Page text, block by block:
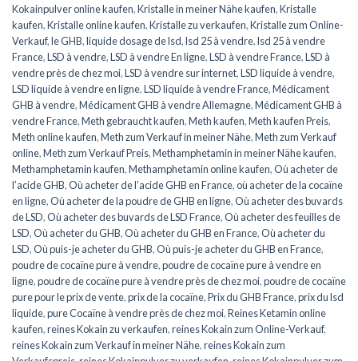
Kokainpulver online kaufen,Kristalle in meiner Nähe kaufen,Kristalle
kaufen,Kristalle online kaufen,Kristalle zu verkaufen,Kristalle zum Online-
Verkauf,le GHB,liquide dosage de lsd,lsd 25 à vendre,lsd 25 à vendre
France,LSD à vendre,LSD à vendre En ligne,LSD à vendre France,LSD à
vendre près de chez moi,LSD à vendre sur internet,LSD liquide à vendre,
LSD liquide à vendre en ligne,LSD liquide à vendre France,Médicament
GHB à vendre,Médicament GHB à vendre Allemagne,Médicament GHB à
vendre France,Meth gebraucht kaufen,Meth kaufen,Meth kaufen Preis,
Meth online kaufen,Meth zum Verkauf in meiner Nähe,Meth zum Verkauf
online,Meth zum Verkauf Preis,Methamphetamin in meiner Nähe kaufen,
Methamphetamin kaufen,Methamphetamin online kaufen,Où acheter de
l’acide GHB,Où acheter de l’acide GHB en France,où acheter de la cocaïne
en ligne,Où acheter de la poudre de GHB en ligne,Où acheter des buvards
de LSD,Où acheter des buvards de LSD France,Où acheter des feuilles de
LSD,Où acheter du GHB,Où acheter du GHB en France,Où acheter du
LSD,Où puis-je acheter du GHB,Où puis-je acheter du GHB en France,
poudre de cocaïne pure à vendre,poudre de cocaïne pure à vendre en
ligne,poudre de cocaïne pure à vendre près de chez moi,poudre de cocaïne
pure pour le prix de vente,prix de la cocaïne,Prix du GHB France,prix du lsd
liquide,pure Cocaïne à vendre près de chez moi,Reines Ketamin online
kaufen,reines Kokain zu verkaufen,reines Kokain zum Online-Verkauf,
reines Kokain zum Verkauf in meiner Nähe,reines Kokain zum